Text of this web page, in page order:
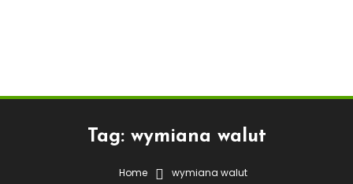
Tag: wymiana walut
Home wymiana walut